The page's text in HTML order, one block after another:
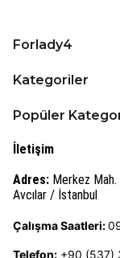
Forlady4
Kategoriler
Popüler
İletişim
Adres: Merkez
Avcılar / İstanbul
Çalışma Saatleri:
Telefon: +90 (537)